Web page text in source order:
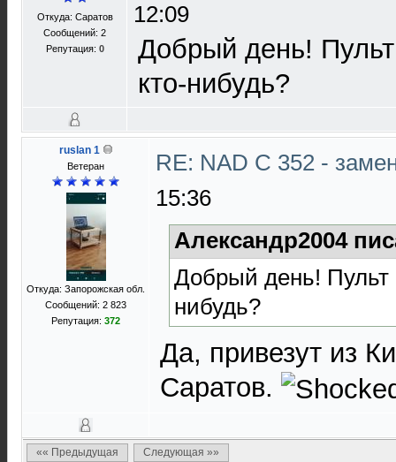
Откуда: Саратов
Сообщений: 2
Репутация: 0
12:09
Добрый день!
кто-нибудь?
ruslan 1
Ветеран
Откуда: Запорожская обл.
Сообщений: 2 823
Репутация: 372
RE: NAD C 352 -
15:36
Александр2004
Добрый день! Пульт
нибудь?
Да, привезут из
Саратов.
«« Предыдущая Следующая »»